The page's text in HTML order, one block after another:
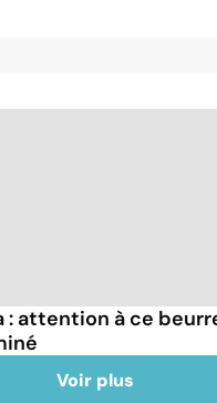
: attention à ce
Voir plus